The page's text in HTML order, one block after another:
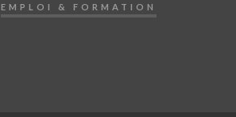
EMPLOI & FORMATION